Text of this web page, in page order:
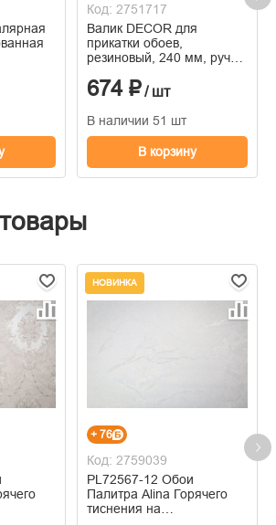
Код: 2751717
Валик DECOR для
прикатки обоев,
резиновый, 240 мм, ручка
674 ₽/ шт
В наличии 51 шт
В корзину
НОВИНКА
+ 76
Код: 2759039
PL72567-12 Обои
Палитра Alina Горячего
тиснения на